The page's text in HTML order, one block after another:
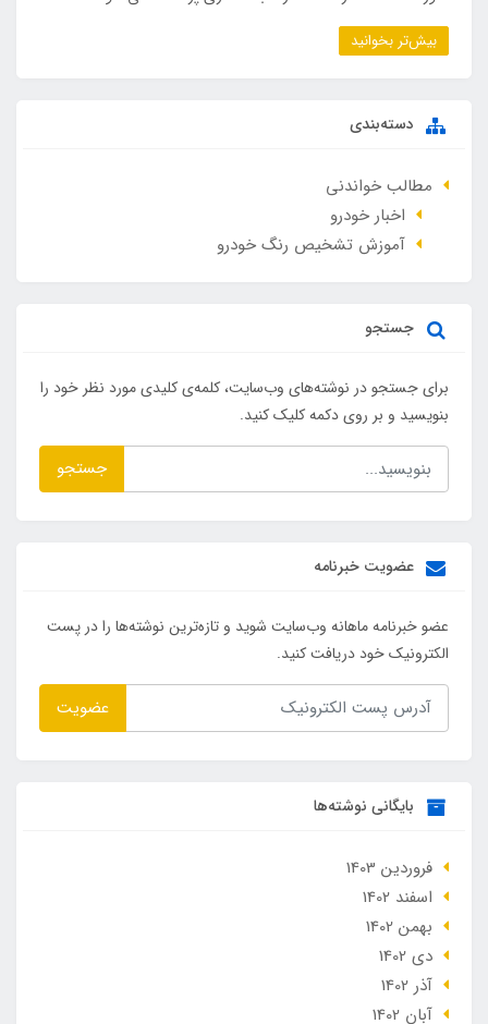
بیش‌تر بخوانید
دسته‌بندی
مطالب خواندنی
اخبار خودرو
آموزش تشخیص رنگ خودرو
جستجو
برای جستجو در نوشته‌های وب‌سایت، کلمه‌ی کلیدی مورد نظر خود را
بنویسید و بر روی دکمه کلیک کنید.
جستجو
عضویت خبرنامه
عضو خبرنامه ماهانه وب‌سایت شوید و تازه‌ترین نوشته‌ها را در پست
الکترونیک خود دریافت کنید.
عضویت
بایگانی نوشته‌ها
فروردین 1403
اسفند 1402
بهمن 1402
دی 1402
آذر 1402
آبان 1402